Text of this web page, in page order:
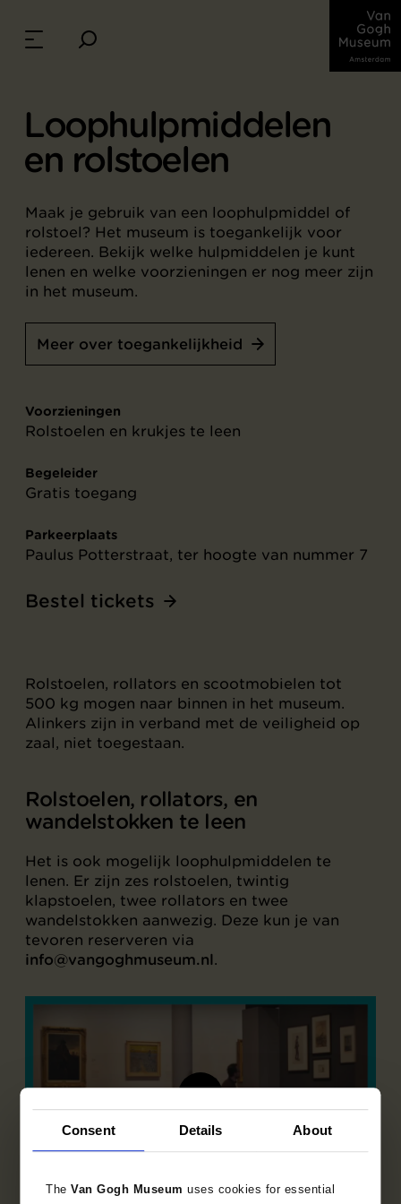
Consent Details About
TheVan Gogh Museumuses cookies for essential
Loophulpmiddelen
en rolstoelen
Maak je gebruik van een loophulpmiddel of
rolstoel? Het museum is toegankelijk voor
iedereen. Bekijk welke hulpmiddelen je kunt
lenen en welke voorzieningen er nog meer zijn
in het museum.
Meer over toegankelijkheid
Voorzieningen
Rolstoelen en krukjes te leen
Begeleider
Gratis toegang
Parkeerplaats
Paulus Potterstraat, ter hoogte van nummer 7
Bestel tickets
Rolstoelen, rollators en scootmobielen tot
500 kg mogen naar binnen in het museum.
Alinkers zijn in verband met de veiligheid op
zaal, niet toegestaan.
Rolstoelen, rollators, en
wandelstokken te leen
Het is ook mogelijk loophulpmiddelen te
lenen. Er zijn zes rolstoelen, twintig
klapstoelen, twee rollators en twee
wandelstokken aanwezig. Deze kun je van
tevoren reserveren via
info@vangoghmuseum.nl.